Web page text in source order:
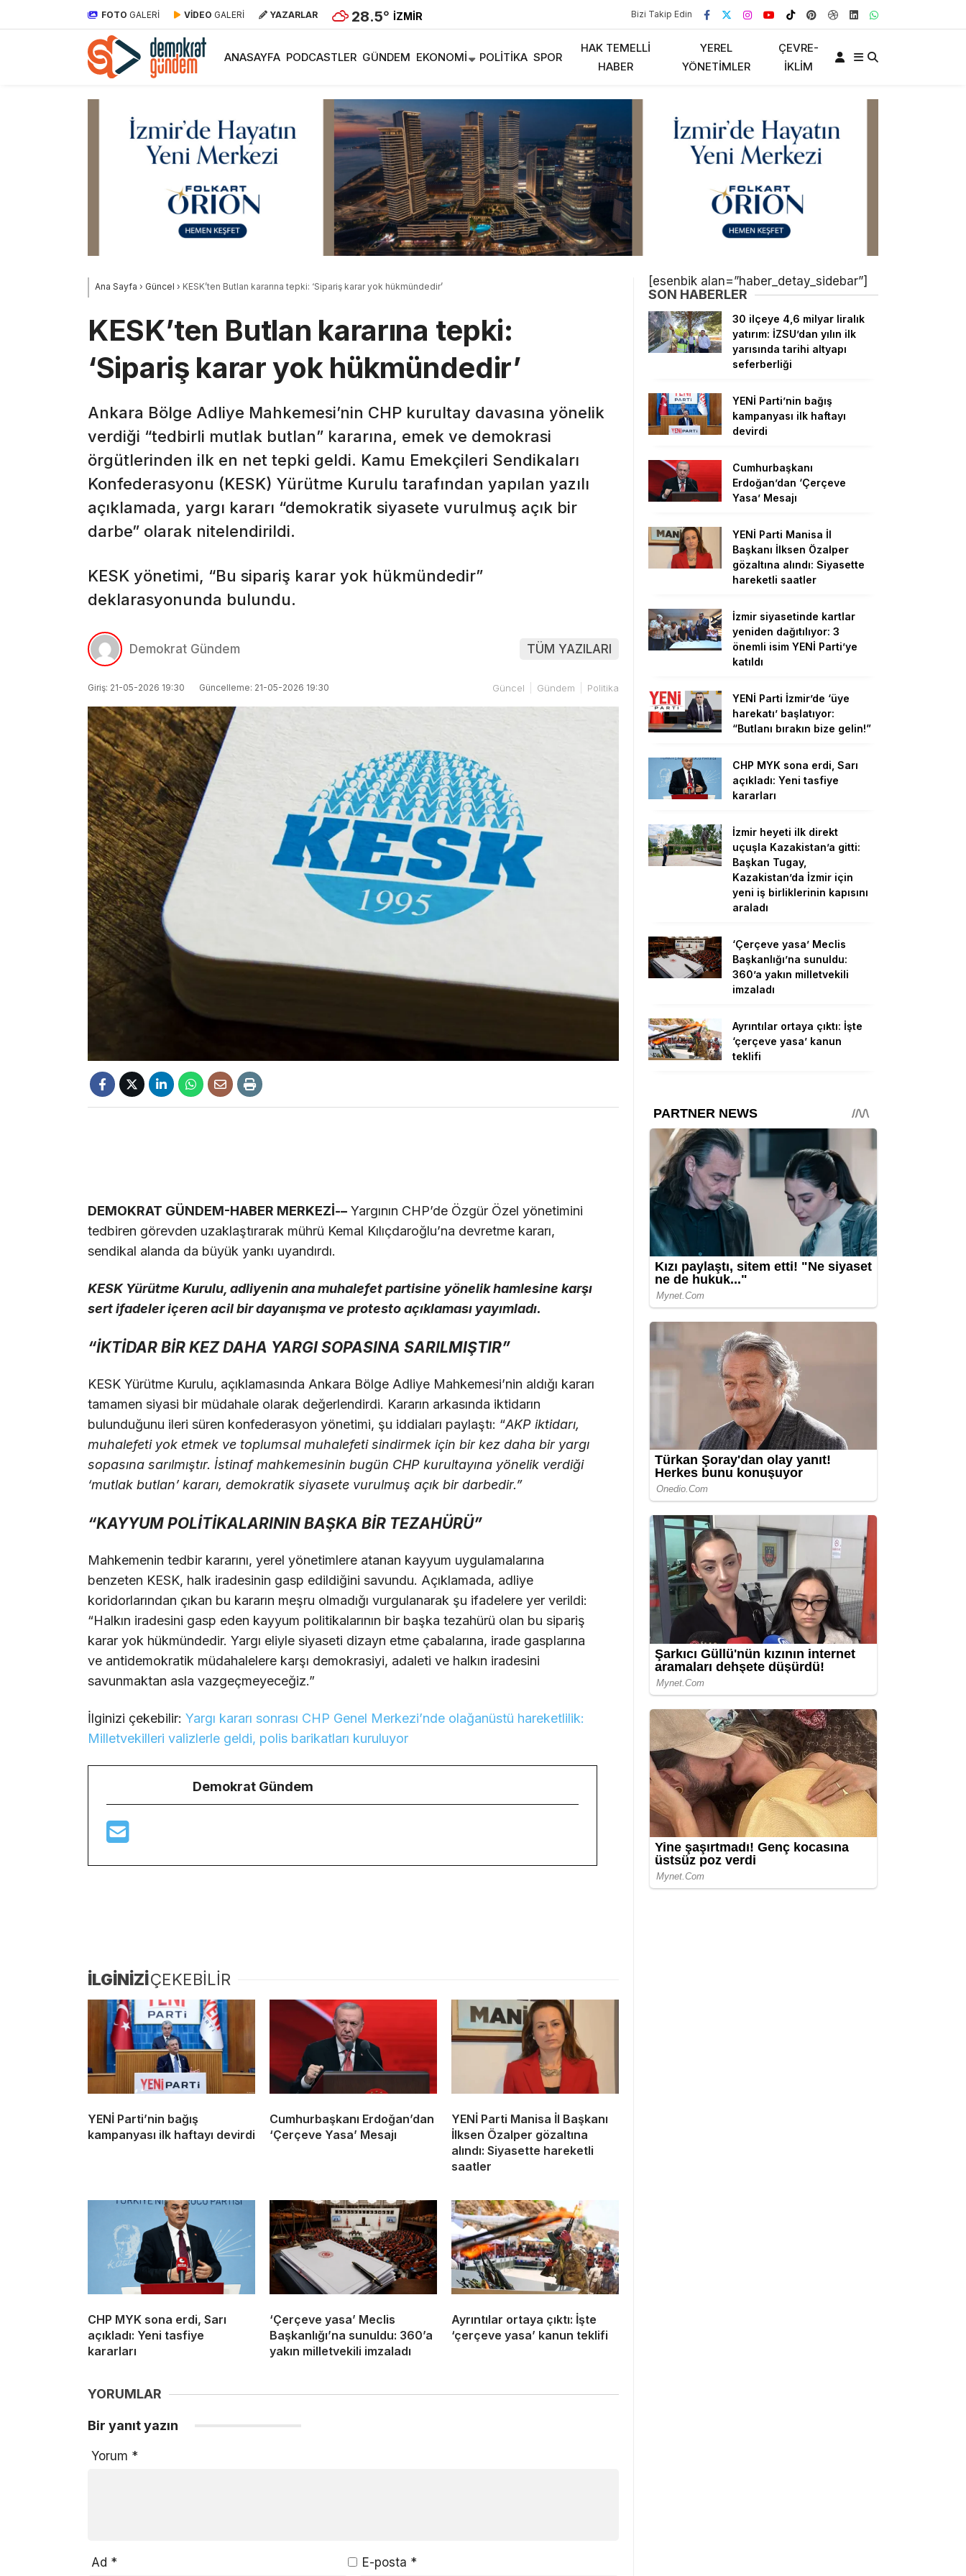
FOTO GALERİ VİDEO GALERİ YAZARLAR 28.5° İZMIR Bizi Takip Edin
ANASAYFA PODCASTLER GÜNDEM EKONOMI POLITIKA SPOR
HAK TEMELLI
HABER
YEREL
YÖNETIMLER
ÇEVRE-
İKLIM
Ana Sayfa › Güncel › KESK’ten Butlan kararına tepki: ‘Sipariş karar yok hükmündedir’
KESK’ten Butlan kararına tepki:
‘Sipariş karar yok hükmündedir’
Ankara Bölge Adliye Mahkemesi’nin CHP kurultay davasına yönelik
verdiği “tedbirli mutlak butlan” kararına, emek ve demokrasi
örgütlerinden ilk en net tepki geldi. Kamu Emekçileri Sendikaları
Konfederasyonu (KESK) Yürütme Kurulu tarafından yapılan yazılı
açıklamada, yargı kararı “demokratik siyasete vurulmuş açık bir
darbe” olarak nitelendirildi.
KESK yönetimi, “Bu sipariş karar yok hükmündedir”
deklarasyonunda bulundu.
Demokrat Gündem TÜM YAZILARI
Giriş: 21-05-2026 19:30 Güncelleme: 21-05-2026 19:30 Güncel Gündem Politika
DEMOKRAT GÜNDEM-HABER MERKEZİ-– Yargının CHP’de Özgür Özel yönetimini
tedbiren görevden uzaklaştırarak mührü Kemal Kılıçdaroğlu’na devretme kararı,
sendikal alanda da büyük yankı uyandırdı.
KESK Yürütme Kurulu, adliyenin ana muhalefet partisine yönelik hamlesine karşı
sert ifadeler içeren acil bir dayanışma ve protesto açıklaması yayımladı.
“İKTİDAR BİR KEZ DAHA YARGI SOPASINA SARILMIŞTIR”
KESK Yürütme Kurulu, açıklamasında Ankara Bölge Adliye Mahkemesi’nin aldığı kararı
tamamen siyasi bir müdahale olarak değerlendirdi. Kararın arkasında iktidarın
bulunduğunu ileri süren konfederasyon yönetimi, şu iddiaları paylaştı: “AKP iktidarı,
muhalefeti yok etmek ve toplumsal muhalefeti sindirmek için bir kez daha bir yargı
sopasına sarılmıştır. İstinaf mahkemesinin bugün CHP kurultayına yönelik verdiği
‘mutlak butlan’ kararı, demokratik siyasete vurulmuş açık bir darbedir.”
“KAYYUM POLİTİKALARININ BAŞKA BİR TEZAHÜRÜ”
Mahkemenin tedbir kararını, yerel yönetimlere atanan kayyum uygulamalarına
benzeten KESK, halk iradesinin gasp edildiğini savundu. Açıklamada, adliye
koridorlarından çıkan bu kararın meşru olmadığı vurgulanarak şu ifadelere yer verildi:
“Halkın iradesini gasp eden kayyum politikalarının bir başka tezahürü olan bu sipariş
karar yok hükmündedir. Yargı eliyle siyaseti dizayn etme çabalarına, irade gasplarına
ve antidemokratik müdahalelere karşı demokrasiyi, adaleti ve halkın iradesini
savunmaktan asla vazgeçmeyeceğiz.”
İlginizi çekebilir: Yargı kararı sonrası CHP Genel Merkezi’nde olağanüstü hareketlilik:
Milletvekilleri valizlerle geldi, polis barikatları kuruluyor
Demokrat Gündem
İLGİNİZİÇEKEBİLİR
YENİ Parti’nin bağış
kampanyası ilk haftayı devirdi
Cumhurbaşkanı Erdoğan’dan
‘Çerçeve Yasa’ Mesajı
YENİ Parti Manisa İl Başkanı
İlksen Özalper gözaltına
alındı: Siyasette hareketli
saatler
CHP MYK sona erdi, Sarı
açıkladı: Yeni tasfiye
kararları
‘Çerçeve yasa’ Meclis
Başkanlığı’na sunuldu: 360’a
yakın milletvekili imzaladı
Ayrıntılar ortaya çıktı: İşte
‘çerçeve yasa’ kanun teklifi
YORUMLAR
Bir yanıt yazın
Yorum *
Ad * E-posta *
[esenbik alan=”haber_detay_sidebar”]
SON HABERLER
30 ilçeye 4,6 milyar liralık
yatırım: İZSU’dan yılın ilk
yarısında tarihi altyapı
seferberliği
YENİ Parti’nin bağış
kampanyası ilk haftayı
devirdi
Cumhurbaşkanı
Erdoğan’dan ‘Çerçeve
Yasa’ Mesajı
YENİ Parti Manisa İl
Başkanı İlksen Özalper
gözaltına alındı: Siyasette
hareketli saatler
İzmir siyasetinde kartlar
yeniden dağıtılıyor: 3
önemli isim YENİ Parti’ye
katıldı
YENİ Parti İzmir’de ‘üye
harekatı’ başlatıyor:
“Butlanı bırakın bize gelin!”
CHP MYK sona erdi, Sarı
açıkladı: Yeni tasfiye
kararları
İzmir heyeti ilk direkt
uçuşla Kazakistan’a gitti:
Başkan Tugay,
Kazakistan’da İzmir için
yeni iş birliklerinin kapısını
araladı
‘Çerçeve yasa’ Meclis
Başkanlığı’na sunuldu:
360’a yakın milletvekili
imzaladı
Ayrıntılar ortaya çıktı: İşte
‘çerçeve yasa’ kanun
teklifi